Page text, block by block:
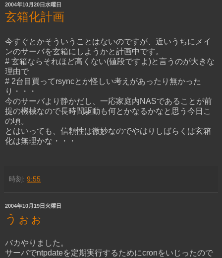
2004年10月20日水曜日
玄箱化計画
今すぐとかそういうことはないのですが、近いうちにメイ
ンのサーバを玄箱にしようかと計画中です。
# 玄箱ならそれほど高くない(値段ですよ)と言うのが大きな
理由で
# 2台目買ってrsyncとか怪しい考えがあったり無かった
り・・・
今のサーバより静かだし、一応家庭内NASであることが前
提の機械なので長時間駆動も何とかなるかなと思う今日こ
の頃。
とはいっても、信頼性は微妙なのでやはりしばらくは玄箱
化は無理かな・・・
時刻: 9:55
2004年10月19日火曜日
うぉぉ
バカやりました。
サーバでntpdateを定期実行するためにcronをいじったので